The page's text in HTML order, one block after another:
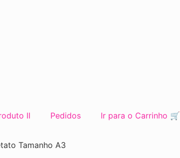
II Pedidos Ir para o Carrinho 🛒
Tamanho A3